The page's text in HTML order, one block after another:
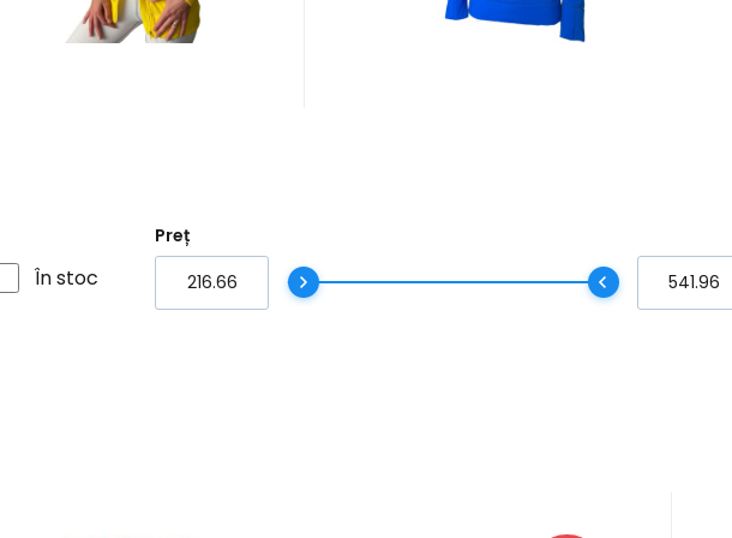
rapidă | non-fiert | rezistent la
murdărie #
În stoc
Preț